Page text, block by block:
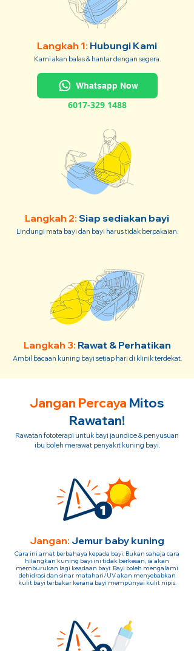
Langkah 1: Hubungi Kami
Kami akan balas & hantar dengan segera.
Whatsapp Now
6017-329 1488
Langkah 2: Siap sediakan bayi
Lindungi mata bayi dan bayi harus tidak berpakaian.
Langkah 3: Rawat & Perhatikan
Ambil bacaan kuning bayi setiap hari di klinik terdekat.
Jangan Percaya Mitos
Rawatan!
Rawatan fototerapi untuk bayi jaundice & penyusuan
ibu boleh merawat penyakit kuning bayi.
Jangan: Jemur baby kuning
Cara ini amat berbahaya kepada bayi; Bukan sahaja cara
hilangkan kuning bayi ini tidak berkesan, ia akan
memburukan lagi keadaan bayi. Bayi boleh mengalami
dehidrasi dan sinar matahari/UV akan menyebabkan
kulit bayi terbakar kerana bayi mempunyai kulit nipis.